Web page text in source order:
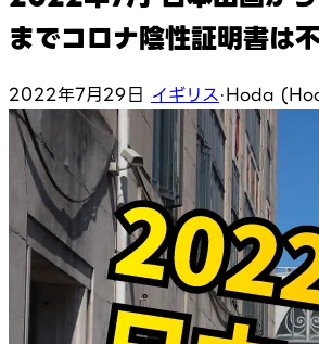
までコロナ陰性証明書は
2022年7月29日 イギリス·Hoda